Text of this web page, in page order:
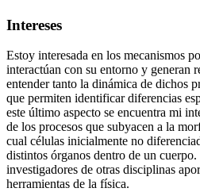
Intereses
Estoy interesada en los mecanismos
interactúan con su entorno y generan
entender tanto la dinámica de dichos
que permiten identificar diferencias
este último aspecto se encuentra mi
de los procesos que subyacen a la
cual células inicialmente no
distintos órganos dentro de un
investigadores de otras disciplinas
herramientas de la física.